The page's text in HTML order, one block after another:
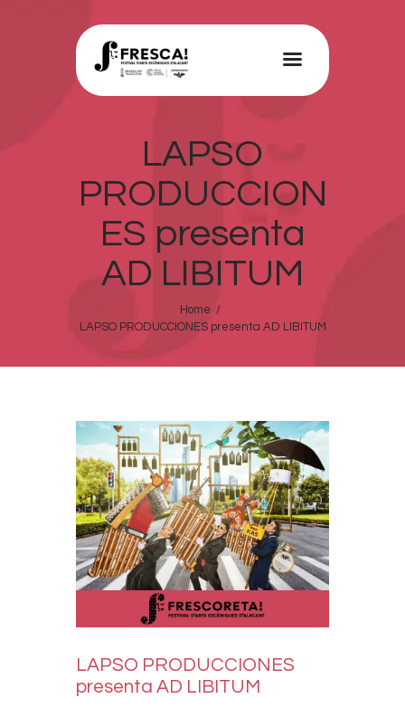
LAPSO
PRODUCCION
ES presenta
AD LIBITUM
Home
LAPSO PRODUCCIONES presenta AD LIBITUM
Programa
Contacte
VAL
LAPSO PRODUCCIONES
presenta AD LIBITUM